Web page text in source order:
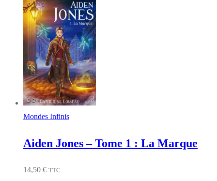
Mondes Infinis
Aiden Jones – Tome 1 : La Marque
14,50 € TTC